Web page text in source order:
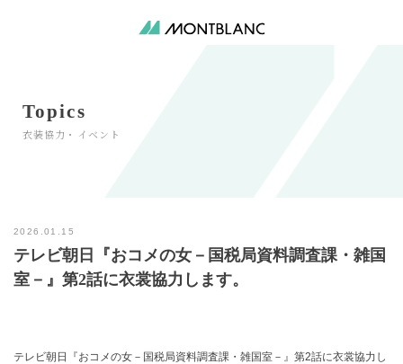
Topics
2026.01.15
テレビ朝日『おコメの女－国税局資料調査課・雑国
室－』第2話に衣裳協力します。
テレビ朝日『おコメの女－国税局資料調査課・雑国室－』第2話に衣裳協力し